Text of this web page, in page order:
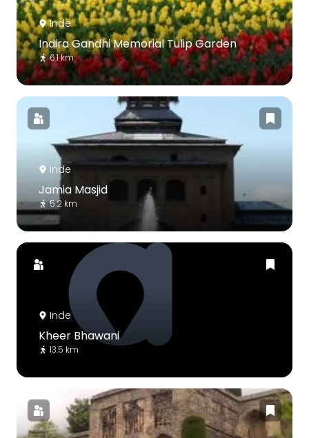
Inde
Indira Gandhi Memorial Tulip Garden
6.1 km
Inde
Jamia Masjid
5.2 km
Inde
Kheer Bhawani
13.5 km